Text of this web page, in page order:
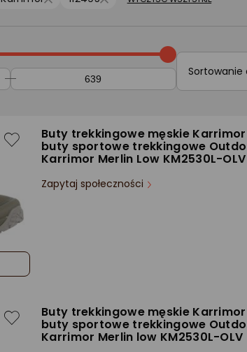
Sortowanie
Buty trekkingowe męskie
buty sportowe trekkingowe
Karrimor Merlin Low KM2530L-OLV
Zapytaj społeczności
Buty trekkingowe męskie
buty sportowe trekkingowe
Karrimor Merlin low KM2530L-OLV